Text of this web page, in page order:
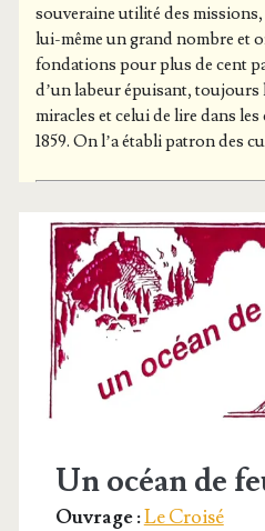
sou­ve­raine uti­li­té des
lui-même un grand nombre et
fon­da­tions pour plus de cent
d’un labeur épui­sant, tou­jours
miracles et celui de lire dans
1859. On l’a éta­bli patron des
Un océan de
Ouvrage :Le Croisé